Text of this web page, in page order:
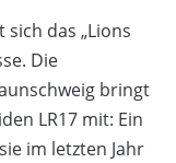
das „Lions
Die
bringt
LR17 mit: Ein
im letzten Jahr